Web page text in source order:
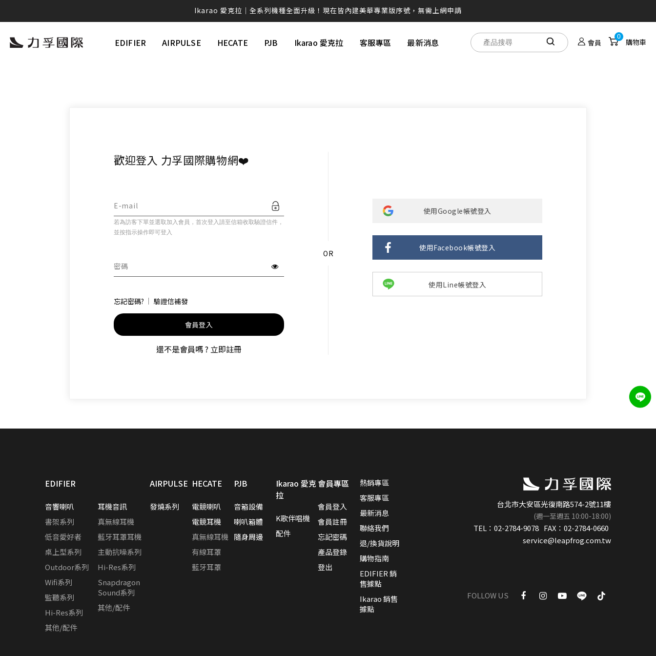
Ikarao 愛克拉｜全系列機種全面升級！現在皆內建美華專業版序號，無需上網申請
W260NC｜皮革質感Ｘ-45dB 主動降噪Ｘ支援快充
將感動的想法化成獨特的產品 搭載卓越的科技，帶您體驗不凡的聲音之旅
讓好聲音走入生活 ── R33BT 經典木質喇叭｜精準分頻打造層次聲效
Neodots 頂規降噪耳機・入耳即靜・懂音質的都選這副 🚀
Ikarao 愛克拉｜全系列機種全面升級！現在皆內建美華專業版序號，無需上網申請
💚 M60 書架喇叭 時尚小巧 三色選擇 還有附支架！！
將感動的想法化成獨特的產品 搭載卓越的科技，帶您體驗不凡的聲音之旅
讓好聲音走入生活 ── R33BT 經典木質喇叭｜精準分頻打造層次聲效
EDIFIER AIRPULSE HECATE PJB Ikarao 愛克拉 客服專區 最新消息 會員
0
購物車
歡迎登入 力孚國際購物網❤️
E-mail
若為訪客下單並選取加入會員，首次登入請至信箱收取驗證信件，
並按指示操作即可登入
密碼
忘記密碼? 驗證信補發
會員登入
還不是會員嗎 ? 立即註冊
使用Google帳號登入
使用Facebook帳號登入
使用Line帳號登入
EDIFIER
音響喇叭
書架系列
低音愛好者
桌上型系列
Outdoor系列
Wifi系列
監聽系列
Hi-Res系列
其他/配件
耳機音訊
真無線耳機
藍牙耳罩耳機
主動抗噪系列
Hi-Res系列
Snapdragon
Sound系列
其他/配件
AIRPULSE
發燒系列
HECATE
電競喇叭
電競耳機
真無線耳機
有線耳罩
藍牙耳罩
PJB
音箱設備
喇叭箱體
隨身周邊
Ikarao 愛克
拉
K歌伴唱機
配件
會員專區
會員登入
會員註冊
忘記密碼
產品登錄
登出
熱銷專區
客服專區
最新消息
聯絡我們
退/換貨說明
購物指南
EDIFIER 銷
售據點
Ikarao 銷售
據點
台北市大安區光復南路574-2號11樓
(週一至週五 10:00-18:00)
TEL： 02-2784-9078 FAX： 02-2784-0660
service@leapfrog.com.tw
FOLLOW US